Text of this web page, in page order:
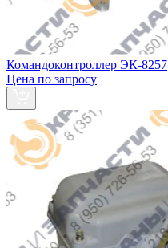
Командоконтроллер ЭК-8257
Цена по запросу